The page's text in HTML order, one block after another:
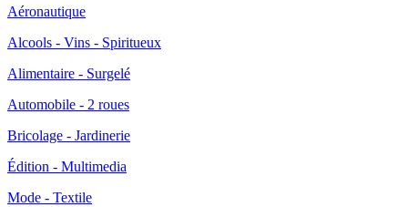
Aéronautique
Alcools - Vins - Spiritueux
Alimentaire - Surgelé
Automobile - 2 roues
Bricolage - Jardinerie
Édition - Multimedia
Mode - Textile